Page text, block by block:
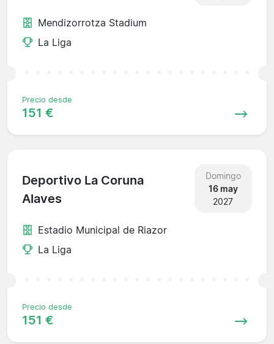
Mendizorrotza Stadium
La Liga
Precio desde
151 €
Deportivo La Coruna
Alaves
Domingo
16 may
2027
Estadio Municipal de Riazor
La Liga
Precio desde
151 €